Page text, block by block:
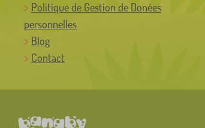
Politique de Gestion de Donées
personnelles
Blog
Contact